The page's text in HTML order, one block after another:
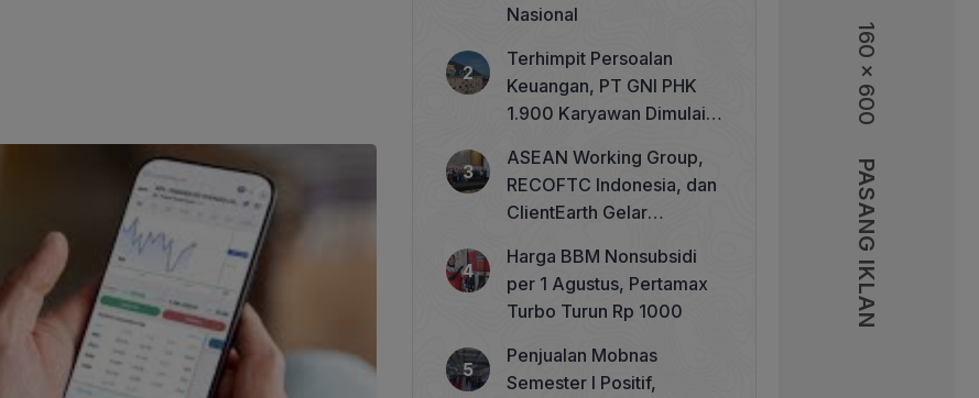
160 x 600
PASANG IKLAN
Nasional
Terhimpit Persoalan
Keuangan, PT GNI PHK
1.900 Karyawan Dimulai 5
ASEAN Working Group,
RECOFTC Indonesia, dan
ClientEarth Gelar
Memperkuat Tata Kelola
Perhutanan Sosial
Harga BBM Nonsubsidi
per 1 Agustus, Pertamax
Turbo Turun Rp 1000
Penjualan Mobnas
Semester I Positif,